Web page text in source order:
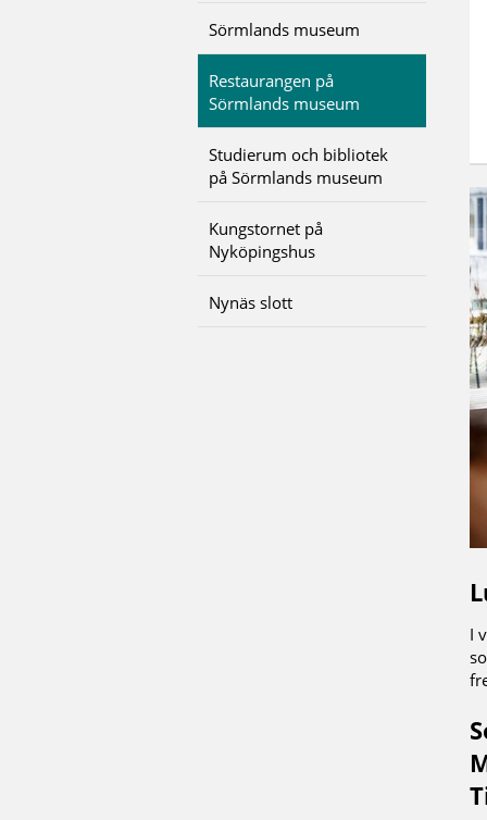
Sörmlands museum
Restaurangen på
Sörmlands museum
Studierum och bibliotek
på Sörmlands museum
Kungstornet på
Nyköpingshus
Nynäs slott
I